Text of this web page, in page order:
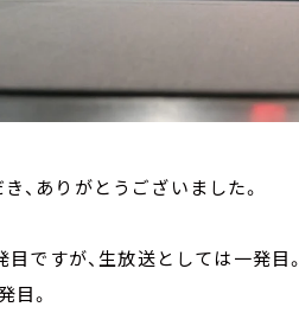
、ありがとうございました。
ですが、生放送としては一発目。
目。